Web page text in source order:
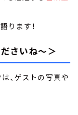
ります！
さいね～＞
、ゲストの写真や